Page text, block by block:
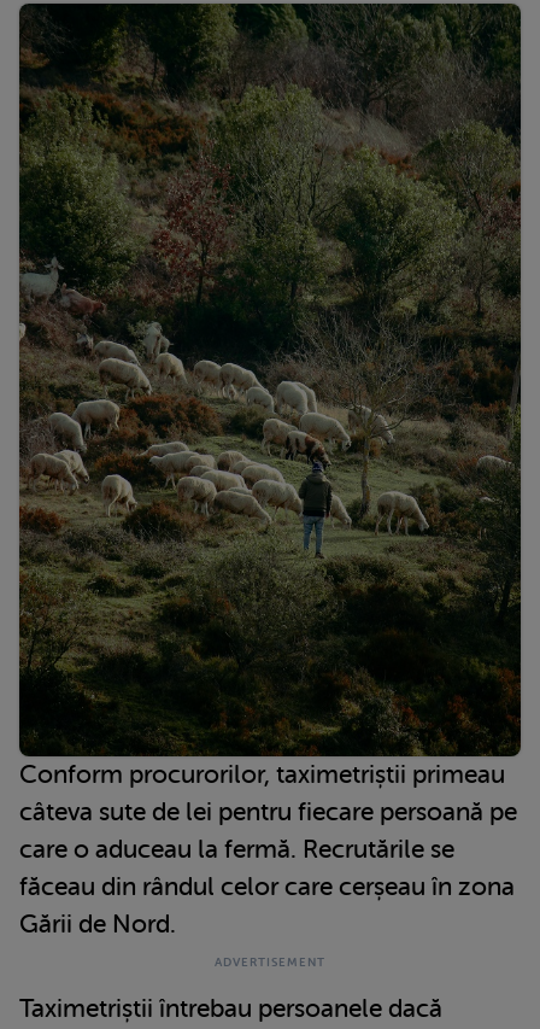
Conform procurorilor, taximetriștii primeau
câteva sute de lei pentru fiecare persoană pe
care o aduceau la fermă. Recrutările se
făceau din rândul celor care cerșeau în zona
Gării de Nord.
Taximetriștii întrebau persoanele dacă